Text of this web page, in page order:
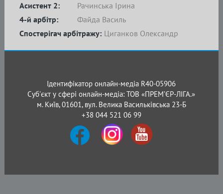
Асистент 2:
Рачинська Ірина
4-й арбітр:
Файда Василь
Спостерігач арбітражу: Циганков Олександр
Ідентифікатор онлайн-медіа R40-05906
Суб'єкт у сфері онлайн-медіа: ТОВ «ПРЕМ’ЄР-ЛІГА.»
м. Київ, 01601, вул. Велика Васильківська 23-Б
+38 044 521 06 99